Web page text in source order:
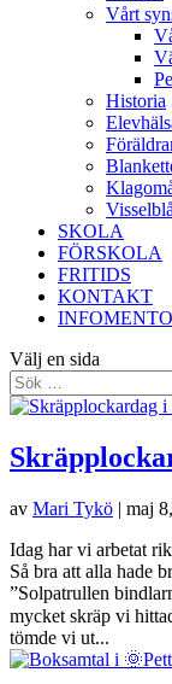
Vårt
Historia
SKOLA
FÖRSKOLA
FRITIDS
KONTAKT
Välj en sida
av Mari Tykö | maj
Idag har vi arbetat
Så bra att alla hade
”Solpatrullen
mycket skräp vi
tömde vi ut...